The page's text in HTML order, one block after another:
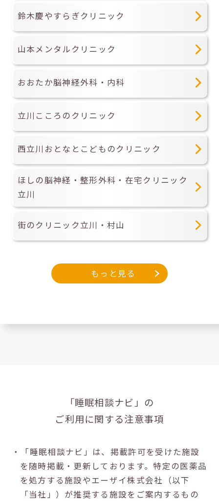
鈴木慶やすらぎクリニック
山本メンタルクリニック
おおたか脳神経外科・内科
立川こころのクリニック
西立川おとなとこどものクリニック
ほしの脳神経・整形外科・在宅クリニック
立川
街のクリニック立川・村山
もっと見る
「睡眠相談ナビ」の
ご利用に関する注意事項
・「睡眠相談ナビ」は、掲載許可を受けた施設
を随時掲載・更新しております。特定の医薬品
を処方する施設やエーザイ株式会社（以下
「当社」）が推奨する施設をご案内するもの